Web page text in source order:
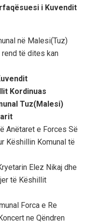
i Kuvendit
në Malesi(Tuz)
rend të dites kan
Kordinuas
Tuz(Malesi)
Anëtaret e Forces Së
Këshillin Komunal të
Elez Nikaj dhe
të Këshillit
Forca e Re
ne Qëndren